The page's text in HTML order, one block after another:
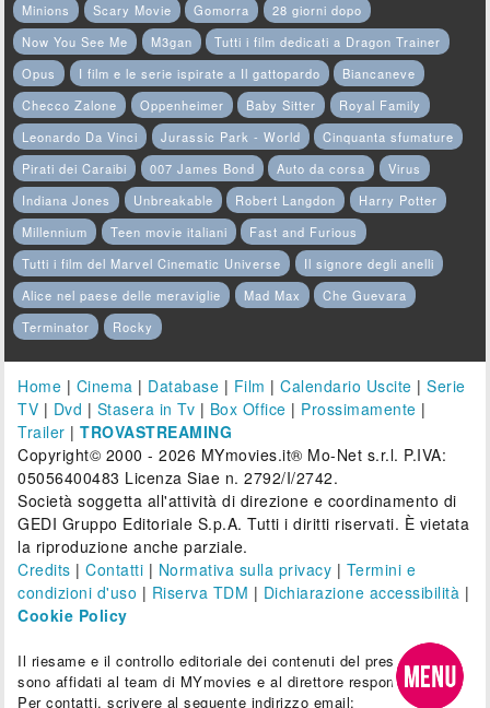
Minions Scary Movie Gomorra
28 giorni dopo
Now You See Me
M3gan
Tutti i film dedicati a Dragon Trainer
Opus
I film e le serie ispirate a Il gattopardo
Biancaneve
Checco Zalone
Oppenheimer Baby Sitter
Royal Family
Leonardo Da Vinci
Jurassic Park - World
Cinquanta sfumature
Pirati dei Caraibi
007 James Bond Auto da corsa
Virus
Indiana Jones
Unbreakable Robert Langdon
Harry Potter
Millennium
Teen movie italiani
Fast and Furious
Tutti i film del Marvel Cinematic Universe
Il signore degli anelli
Alice nel paese delle meraviglie
Mad Max
Che Guevara
Terminator
Rocky
Home | Cinema | Database | Film |Calendario Uscite |Serie
TV | Dvd | Stasera in Tv | Box Office | Prossimamente |
Trailer |TROVASTREAMING
Copyright© 2000 - 2026 MYmovies.it® Mo-Net s.r.l. P.IVA:
05056400483 Licenza Siae n. 2792/I/2742.
Società soggetta all'attività di direzione e coordinamento di
GEDI Gruppo Editoriale S.p.A. Tutti i diritti riservati. È vietata
la riproduzione anche parziale.
Credits |Contatti | Normativa sulla privacy | Termini e
condizioni d'uso | Riserva TDM | Dichiarazione accessibilità |
Cookie Policy
Il riesame e il controllo editoriale dei contenuti del presente sito
sono affidati al team di MYmovies e al direttore responsabile.
Per contatti, scrivere al seguente indirizzo email: